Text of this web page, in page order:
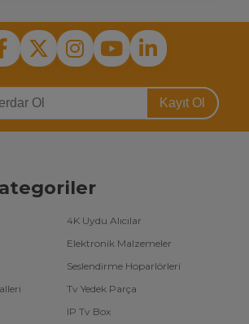
Kayıt Ol
4K Uydu Alıcılar
Elektronik Malzemeler
Seslendirme Hoparlörleri
Tv Yedek Parça
IP Tv Box